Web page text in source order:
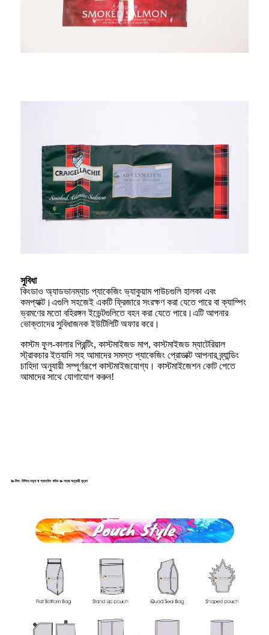
সুবিধা
কিংডাও অ্যাডভানম্যাচ প্যাকেজিং ভ্যাকুয়াম পাউচগুলি হালকা এবং
কমপ্যাক্ট।এগুলি সহজেই একটি ফ্রিজারে সংরক্ষণ করা যেতে পারে বা ক্যাম্পিং
ভ্রমণের মতো বহিরঙ্গন ইভেন্টগুলিতে বহন করা যেতে পারে।এটি আপনার
ভোক্তাদের সুবিধাজনক ইউটিলিটি অফার করে।
কাস্টম ফুল-কালার প্রিন্টিং, কাস্টমাইজড মাপ, কাস্টমাইজড ম্যাটেরিয়াল
স্ট্রাকচার ইত্যাদি সহ আমাদের সমস্ত প্যাকেজিং প্রোডাক্ট আপনার ব্র্যান্ডিং
চাহিদা অনুযায়ী সম্পূর্ণরূপে কাস্টমাইজযোগ্য। কাস্টমাইজেশন কোট পেতে
আমাদের সাথে যোগাযোগ করুন!
রঙ-মিল: নিশ্চিত-নমুনা বা প্যানটোন গাইড রঙ নম্বর অনুযায়ী মুদ্রণ